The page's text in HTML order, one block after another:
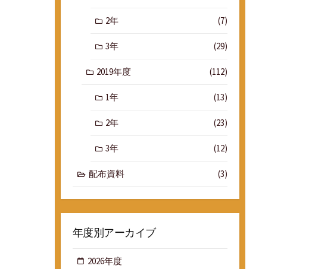
2年 (7)
3年 (29)
2019年度 (112)
1年 (13)
2年 (23)
3年 (12)
配布資料 (3)
年度別アーカイブ
2026年度